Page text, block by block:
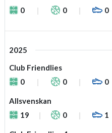
0
0 0
2025
Club Friendlies
0
0 0
Allsvenskan
19
0 1